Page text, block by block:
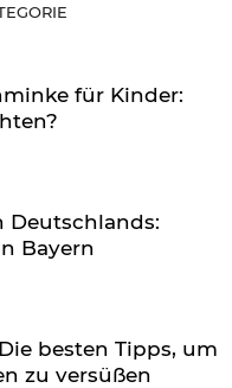
für Kinder:
Deutschlands:
Bayern
besten Tipps, um
zu versüßen